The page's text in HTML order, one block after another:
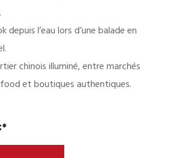
depuis l’eau lors d’une balade en
chinois illuminé, entre marchés
et boutiques authentiques.